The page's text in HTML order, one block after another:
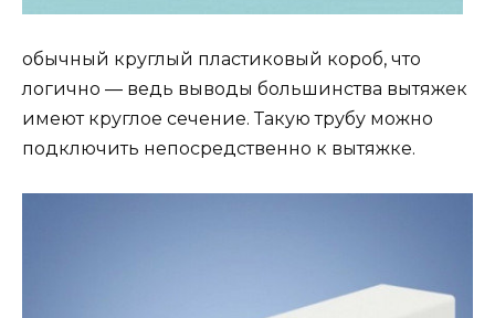
обычный круглый пластиковый короб, что
логично ― ведь выводы большинства вытяжек
имеют круглое сечение. Такую трубу можно
подключить непосредственно к вытяжке.